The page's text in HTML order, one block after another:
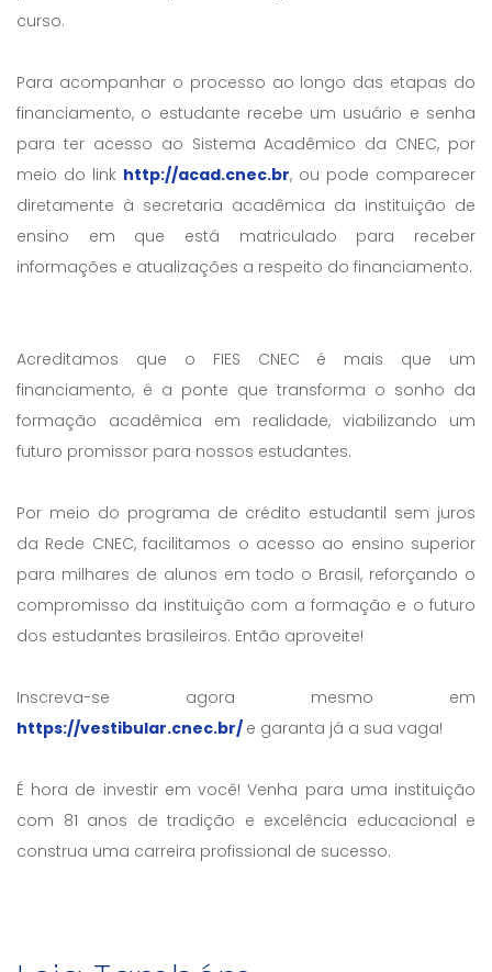
curso.
Para acompanhar o processo ao longo das etapas do
financiamento, o estudante recebe um usuário e senha
para ter acesso ao Sistema Acadêmico da CNEC, por
meio do link http://acad.cnec.br, ou pode comparecer
diretamente à secretaria acadêmica da instituição de
ensino em que está matriculado para receber
informações e atualizações a respeito do financiamento.
Acreditamos que o FIES CNEC é mais que um
financiamento, é a ponte que transforma o sonho da
formação acadêmica em realidade, viabilizando um
futuro promissor para nossos estudantes.
Por meio do programa de crédito estudantil sem juros
da Rede CNEC, facilitamos o acesso ao ensino superior
para milhares de alunos em todo o Brasil, reforçando o
compromisso da instituição com a formação e o futuro
dos estudantes brasileiros. Então aproveite!
Inscreva-se agora mesmo em
https://vestibular.cnec.br/ e garanta já a sua vaga!
É hora de investir em você! Venha para uma instituição
com 81 anos de tradição e excelência educacional e
construa uma carreira profissional de sucesso.